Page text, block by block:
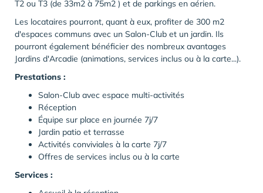
T2 ou T3 (de 33m2 à 75m2 ) et de parkings en aérien.
Les locataires pourront, quant à eux, profiter de 300 m2
d'espaces communs avec un Salon-Club et un jardin. Ils
pourront également bénéficier des nombreux avantages
Jardins d'Arcadie (animations, services inclus ou à la carte...).
Prestations :
Salon-Club avec espace multi-activités
Réception
Équipe sur place en journée 7j/7
Jardin patio et terrasse
Activités conviviales à la carte 7j/7
Offres de services inclus ou à la carte
Services :